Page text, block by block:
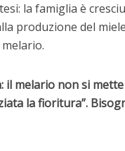
la famiglia è
produzione del
il melario non si
la fioritura”.